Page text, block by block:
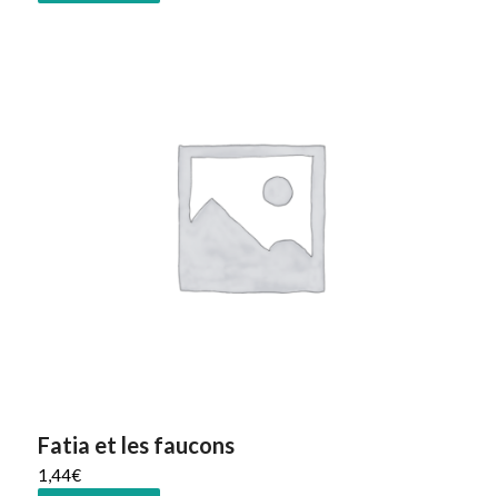
Fatia et les faucons
1,44€